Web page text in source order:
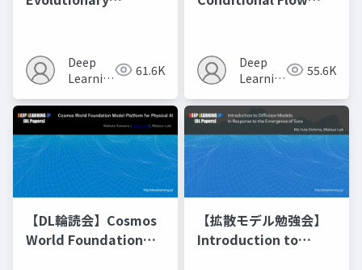
Recipes モデルマージ
の進化的最適化
Deep
Learning
61.6K
Deep
Learning
55.6K
【DL輪読会】Cosmos
World Foundation
【拡散モデル勉強会】
Introduction to